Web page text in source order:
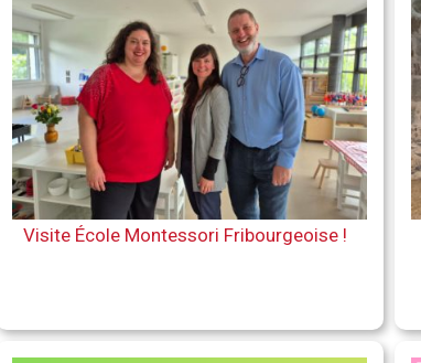
Visite École Montessori Fribourgeoise !